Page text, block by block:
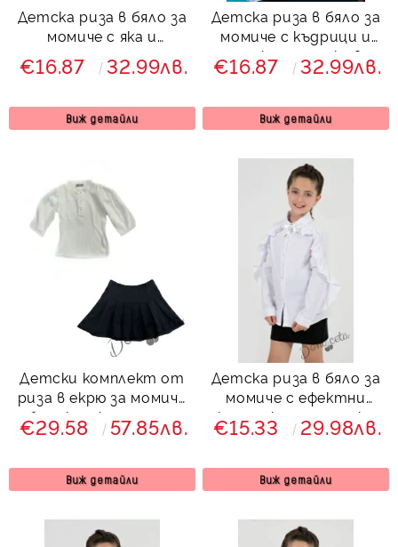
Детска риза в бяло за
момиче с яка и
хоризонтална
къдрици
€16.87 32.99лв.
Виж детайли
Детска риза в бяло за
момиче с къдрици и
тънка панделка в
синьо
€16.87 32.99лв.
Виж детайли
Детски комплект от
риза в екрю за момиче
без яка с копчета и
пола Гери в черно
€29.58 57.85лв.
Виж детайли
Детска риза в бяло за
момиче с ефектни
къдрички и панделка
€15.33 29.98лв.
Виж детайли